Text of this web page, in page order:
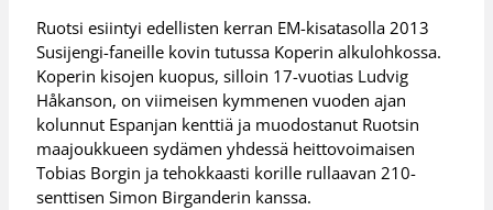
Ruotsi esiintyi edellisten kerran EM-kisatasolla 2013
Susijengi-faneille kovin tutussa Koperin alkulohkossa.
Koperin kisojen kuopus, silloin 17-vuotias Ludvig
Håkanson, on viimeisen kymmenen vuoden ajan
kolunnut Espanjan kenttiä ja muodostanut Ruotsin
maajoukkueen sydämen yhdessä heittovoimaisen
Tobias Borgin ja tehokkaasti korille rullaavan 210-
senttisen Simon Birganderin kanssa.